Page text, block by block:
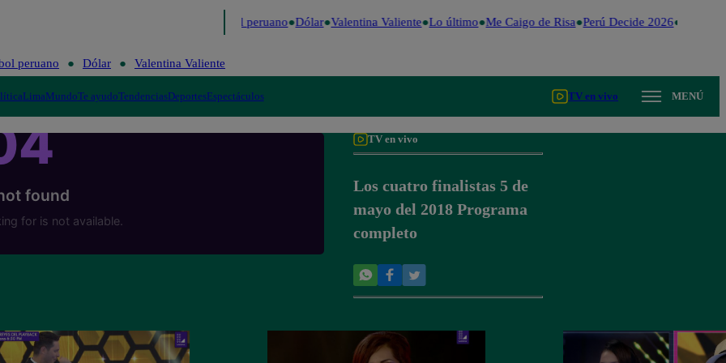
Fútbol peruano Dólar Valentina Valiente Lo último Me Caigo de Risa Perú Decide 2026 Fútbol
peruano Dólar Valentina Valiente
LimaMundoTe ayudoTendenciasDeportesEspectáculos TV en vivo MENÚ
TV en vivo
Los cuatro finalistas 5 de
mayo del 2018 Programa
completo